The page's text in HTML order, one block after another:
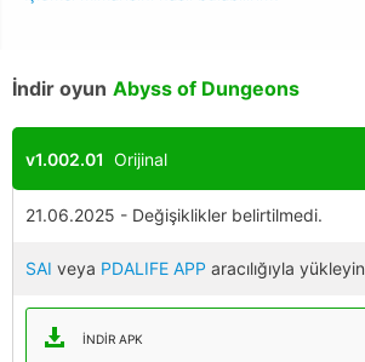
İndir oyun Abyss of Dungeons
v1.002.01 Orijinal
21.06.2025 - Değişiklikler belirtilmedi.
SAI veya PDALIFE APP aracılığıyla yükleyin
İNDIR APK